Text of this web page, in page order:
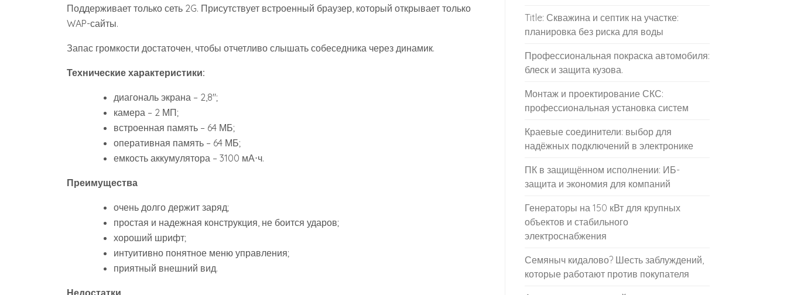
Поддерживает только сеть 2G. Присутствует встроенный браузер, который открывает только
WAP-сайты.
Запас громкости достаточен, чтобы отчетливо слышать собеседника через динамик.
Технические характеристики:
диагональ экрана – 2,8″;
камера – 2 МП;
встроенная память – 64 МБ;
оперативная память – 64 МБ;
емкость аккумулятора – 3100 мА⋅ч.
Преимущества
очень долго держит заряд;
простая и надежная конструкция, не боится ударов;
хороший шрифт;
интуитивно понятное меню управления;
приятный внешний вид.
Недостатки
Title: Скважина и септик на участке:
планировка без риска для воды
Профессиональная покраска автомобиля:
блеск и защита кузова.
Монтаж и проектирование СКС:
профессиональная установка систем
Краевые соединители: выбор для
надёжных подключений в электронике
ПК в защищённом исполнении: ИБ-
защита и экономия для компаний
Генераторы на 150 кВт для крупных
объектов и стабильного
электроснабжения
Семяныч кидалово? Шесть заблуждений,
которые работают против покупателя